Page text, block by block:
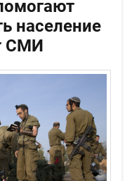
население
СМИ